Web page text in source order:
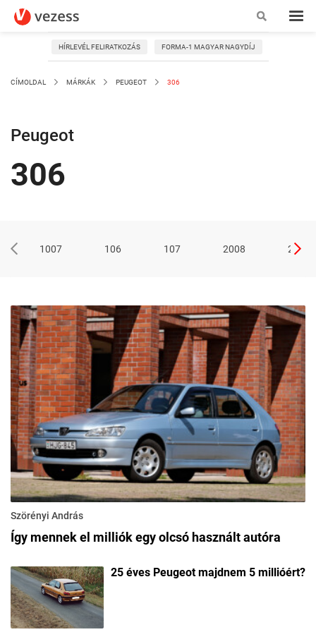
HÍRLEVÉL FELIRATKOZÁS FORMA-1 MAGYAR NAGYDÍJ
CÍMOLDAL MÁRKÁK PEUGEOT 306
Peugeot
306
1007 106 107 2008 205
Szörényi András
Így mennek el milliók egy olcsó használt autóra
25 éves Peugeot majdnem 5 millióért?